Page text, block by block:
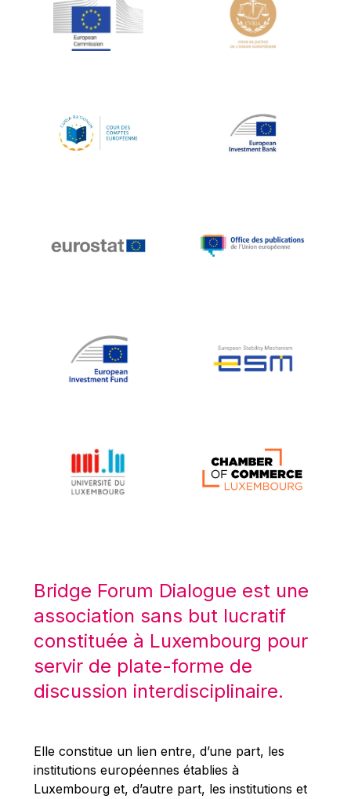
Jean-Louis Schiltz
Jean-Victor Louis
Johnny Åkerholm
Katharien L.C. Hunt
Klaus-Heiner Lehne
Koen LENAERTS
Lars Heikensten
Lucas Papademos
Máire Geoghegan-Quinn
Mario Centeno
Mario Monti
Maroš ŠEFČOVIČ
Martin Bailey
Martine Reicherts
Michael Sohlman
Michel Goedert
Bridge Forum Dialogue est une
association sans but lucratif
constituée à Luxembourg pour
servir de plate-forme de
discussion interdisciplinaire.
Elle constitue un lien entre, d’une part, les
institutions européennes établies à
Luxembourg et, d’autre part, les institutions et